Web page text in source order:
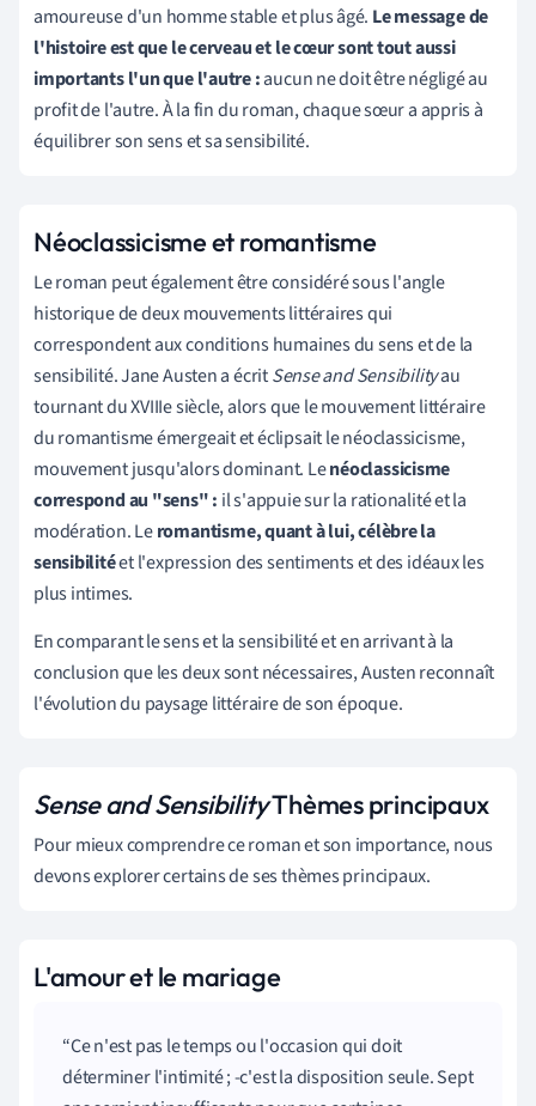
amoureuse d'un homme stable et plus âgé. Le message de
l'histoire est que le cerveau et le cœur sont tout aussi
importants l'un que l'autre :aucun ne doit être négligé au
profit de l'autre. À la fin du roman, chaque sœur a appris à
équilibrer son sens et sa sensibilité.
Néoclassicisme et romantisme
Le roman peut également être considéré sous l'angle
historique de deux mouvements littéraires qui
correspondent aux conditions humaines du sens et de la
sensibilité. Jane Austen a écritSense and Sensibilityau
tournant du XVIIIe siècle, alors que le mouvement littéraire
du romantisme émergeait et éclipsait le néoclassicisme,
mouvement jusqu'alors dominant. Lenéoclassicisme
correspond au "sens" : il s'appuie sur la rationalité et la
modération. Leromantisme, quant à lui, célèbre la
sensibilitéet l'expression des sentiments et des idéaux les
plus intimes.
En comparant le sens et la sensibilité et en arrivant à la
conclusion que les deux sont nécessaires, Austen reconnaît
l'évolution du paysage littéraire de son époque.
Sense and SensibilityThèmes principaux
Pour mieux comprendre ce roman et son importance, nous
devons explorer certains de ses thèmes principaux.
L'amour et le mariage
Ce n'est pas le temps ou l'occasion qui doit
déterminer l'intimité ; -c'est la disposition seule. Sept